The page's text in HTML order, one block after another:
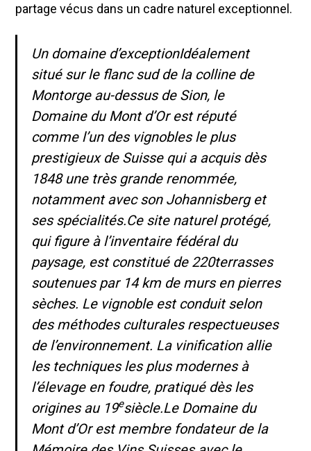
partage vécus dans un cadre naturel exceptionnel.
Un domaine d’exceptionIdéalement
situé sur le flanc sud de la colline de
Montorge au-dessus de Sion, le
Domaine du Mont d’Or est réputé
comme l’un des vignobles le plus
prestigieux de Suisse qui a acquis dès
1848 une très grande renommée,
notamment avec son Johannisberg et
ses spécialités.Ce site naturel protégé,
qui figure à l’inventaire fédéral du
paysage, est constitué de 220terrasses
soutenues par 14 km de murs en pierres
sèches. Le vignoble est conduit selon
des méthodes culturales respectueuses
de l’environnement. La vinification allie
les techniques les plus modernes à
l’élevage en foudre, pratiqué dès les
origines au 19esiècle.Le Domaine du
Mont d’Or est membre fondateur de la